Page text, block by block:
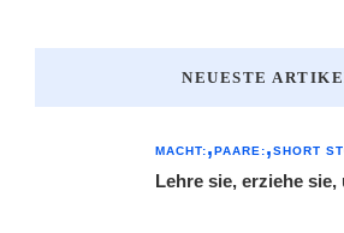
NEUESTE
MACHT: PAARE: SHORT
Lehre sie, erziehe